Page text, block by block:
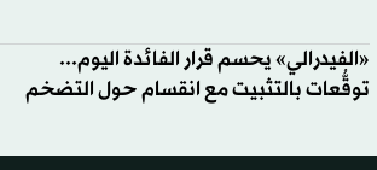
«الفيدرالي» يحسم قرار الفائدة اليوم...
توقُّعات بالتثبيت مع انقسام حول التضخم